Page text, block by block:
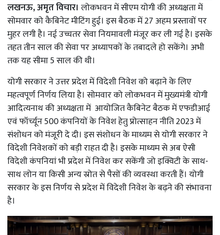
लखनऊ, अमृत विचार। लोकभवन में सीएम योगी की अध्यक्षता में
सोमवार को कैबिनेट मीटिंग हुई। इस बैठक में 27 अहम प्रस्तावों पर
मुहर लगी है। नई उच्चतर सेवा नियमावली मंजूर कर ली गई है। इसके
तहत तीन साल की सेवा पर अध्यापकों के तबादले हो सकेंगे। अभी
तक यह सीमा 5 साल की थी।
योगी सरकार ने उत्तर प्रदेश में विदेशी निवेश को बढ़ाने के लिए
महत्वपूर्ण निर्णय लिया है। सोमवार को लोकभवन में मुख्यमंत्री योगी
आदित्यनाथ की अध्यक्षता में आयोजित कैबिनेट बैठक में एफडीआई
एवं फॉर्च्यून 500 कंपनियों के निवेश हेतु प्रोत्साहन नीति 2023 में
संशोधन को मंजूरी दे दी। इस संशोधन के माध्यम से योगी सरकार ने
विदेशी निवेशकों को बड़ी राहत दी है। इसके माध्यम से अब ऐसी
विदेशी कंपनियां भी प्रदेश में निवेश कर सकेंगी जो इक्विटी के साथ-
साथ लोन या किसी अन्य स्रोत से पैसों की व्यवस्था करती हैं। योगी
सरकार के इस निर्णय से प्रदेश में विदेशी निवेश के बढ़ने की संभावना
है।